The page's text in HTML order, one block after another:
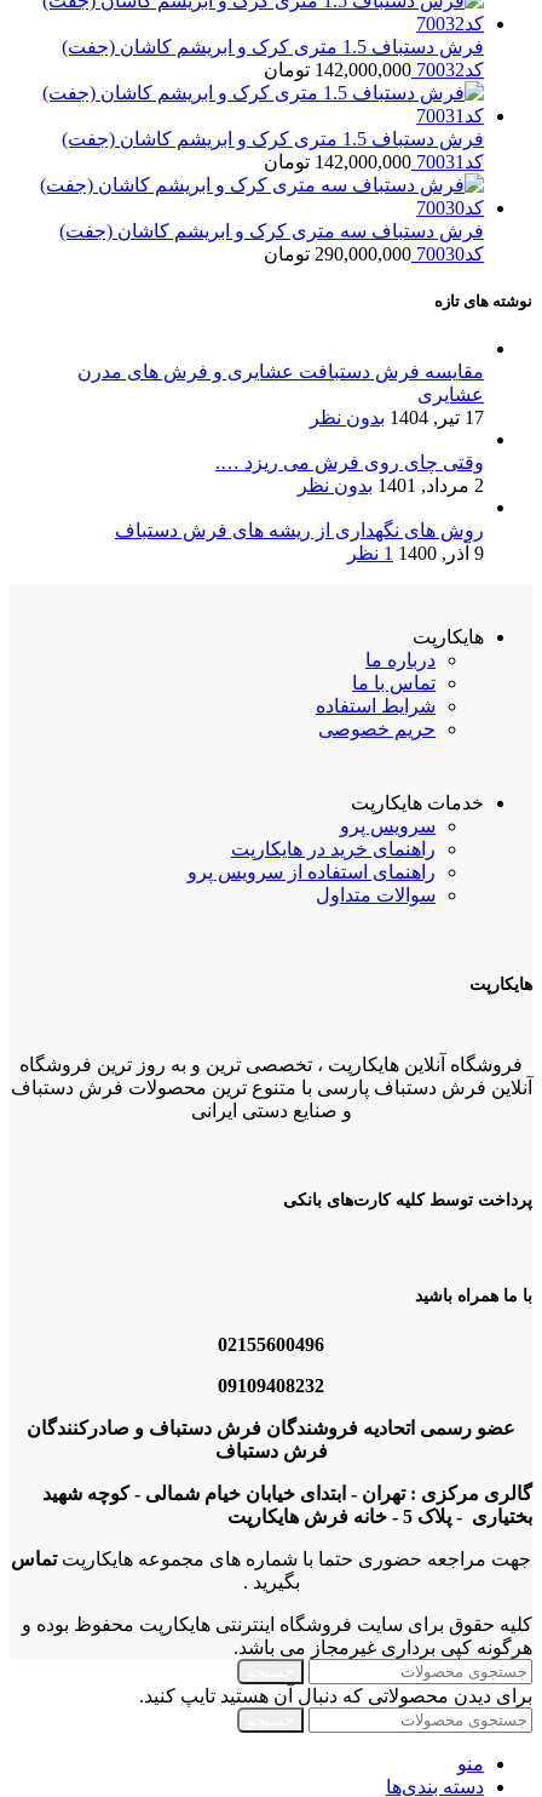
فرش دستباف 1.5 متری کرک و ابریشم کاشان (جفت)
کد70032
142,000,000 تومان
فرش دستباف 1.5 متری کرک و ابریشم کاشان (جفت)
کد70031
142,000,000 تومان
فرش دستباف سه متری کرک و ابریشم کاشان (جفت)
کد70030
290,000,000 تومان
نوشته های تازه
مقایسه فرش دستبافت عشایری و فرش های مدرن
عشایری
17 تیر, 1404
بدون نظر
وقتی چای روی فرش می ریزد ….
2 مرداد, 1401
بدون نظر
روش های نگهداری از ریشه های فرش دستباف
9 آذر, 1400
1 نظر
هایکارپت
درباره ما
تماس با ما
شرایط استفاده
حریم خصوصی
خدمات هایکارپت
سرویس پرو
راهنمای خرید در هایکارپت
راهنمای استفاده از سرویس پرو
سوالات متداول
هایکارپت
فروشگاه آنلاین هایکارپت ، تخصصی ترین و به روز ترین فروشگاه
آنلاین فرش دستباف پارسی با متنوع ترین محصولات فرش دستباف
و صنایع دستی ایرانی
پرداخت توسط کلیه کارت‌های بانکی
با ما همراه باشید
02155600496
09109408232
عضو رسمی اتحادیه فروشندگان فرش دستباف و صادرکنندگان
فرش دستباف
گالری مرکزی : تهران - ابتدای خیابان خیام شمالی - کوچه شهید
بختیاری - پلاک 5 - خانه فرش هایکارپت
جهت مراجعه حضوری حتما با شماره های مجموعه هایکارپتتماس
بگیرید .
کلیه حقوق برای سایت فروشگاه اینترنتی هایکارپت محفوظ بوده و
هرگونه کپی برداری غیرمجاز می باشد.
برای دیدن محصولاتی که دنبال آن هستید تایپ کنید.
منو
دسته بندی‌ها